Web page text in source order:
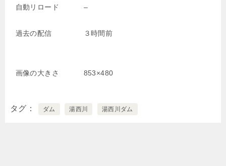
自動リロード –
過去の配信 ３時間前
画像の大きさ 853×480
タグ ダム 湯西川 湯西川ダム